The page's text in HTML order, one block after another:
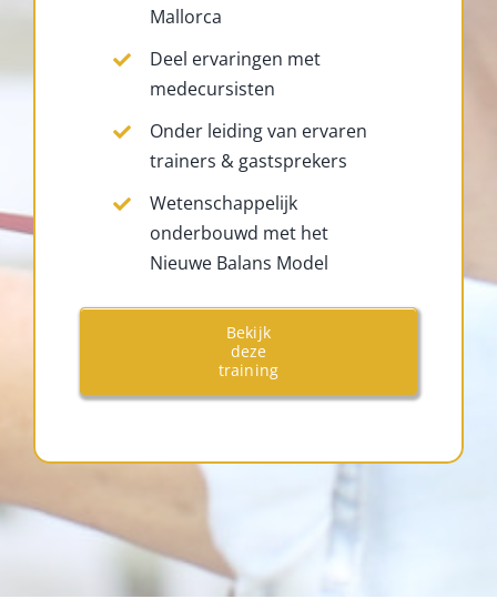
Mallorca
Deel ervaringen met
medecursisten
Onder leiding van ervaren
trainers & gastsprekers
Wetenschappelijk
onderbouwd met het
Nieuwe Balans Model
Bekijk
deze
training